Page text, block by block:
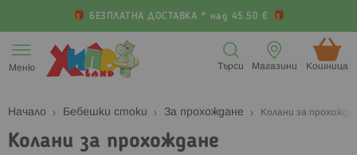
БЕЗПЛАТНА ДОСТАВКА * над 45.50 €
към
съдържанието
Меню Кошница (
Магазини
Търси
Начало Бебешки стоки За прохождане Колани за
Колани за прохождане